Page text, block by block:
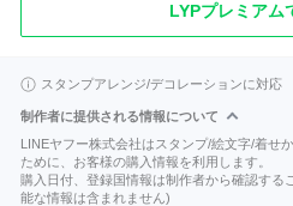
LYPプレミアム
スタンプアレンジ/デコレーションに対応
制作者に提供される情報について
LINEヤフー株式会社はスタンプ/絵文字/着せ
ために、お客様の購入情報を利用します。
購入日付、登録国情報は制作者から確認する
能な情報は含まれません)